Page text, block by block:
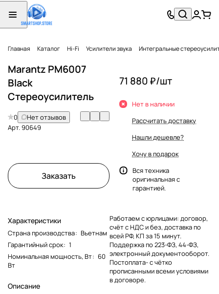
Главная Каталог Hi-Fi Усилители звука Интегральные
Marantz PM6007
Black
Стереоусилитель
0
Нет отзывов
Арт.90649
Заказать
Характеристики
Страна производства: Вьетнам
Гарантийный срок: 1
Номинальная мощность, Вт: 60
Вт
Описание
71 880 ₽/шт
Нет в наличии
Рассчитать доставку
Нашли дешевле?
Хочу в подарок
Вся техника
оригинальная с
гарантией.
Работаем с юрлицами: договор,
счёт с НДС и без, доставка по
всей РФ, КП за 15 минут.
Поддержка по 223-ФЗ, 44-ФЗ,
электронный документооборот.
Постоплата- с чётко
прописанными всеми условиями
в договоре.